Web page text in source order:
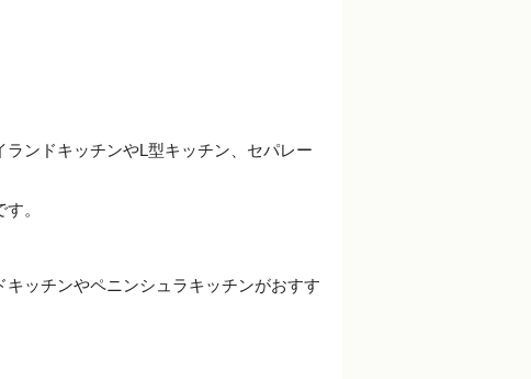
ンドキッチンやL型キッチン、セパレー
。
ッチンやペニンシュラキッチンがおすす